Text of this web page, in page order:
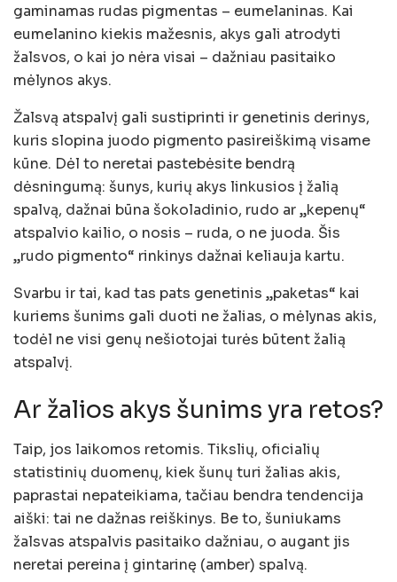
gaminamas rudas pigmentas – eumelaninas. Kai
eumelanino kiekis mažesnis, akys gali atrodyti
žalsvos, o kai jo nėra visai – dažniau pasitaiko
mėlynos akys.
Žalsvą atspalvį gali sustiprinti ir genetinis derinys,
kuris slopina juodo pigmento pasireiškimą visame
kūne. Dėl to neretai pastebėsite bendrą
dėsningumą: šunys, kurių akys linkusios į žalią
spalvą, dažnai būna šokoladinio, rudo ar „kepenų“
atspalvio kailio, o nosis – ruda, o ne juoda. Šis
„rudo pigmento“ rinkinys dažnai keliauja kartu.
Svarbu ir tai, kad tas pats genetinis „paketas“ kai
kuriems šunims gali duoti ne žalias, o mėlynas akis,
todėl ne visi genų nešiotojai turės būtent žalią
atspalvį.
Ar žalios akys šunims yra retos?
Taip, jos laikomos retomis. Tikslių, oficialių
statistinių duomenų, kiek šunų turi žalias akis,
paprastai nepateikiama, tačiau bendra tendencija
aiški: tai ne dažnas reiškinys. Be to, šuniukams
žalsvas atspalvis pasitaiko dažniau, o augant jis
neretai pereina į gintarinę (amber) spalvą.